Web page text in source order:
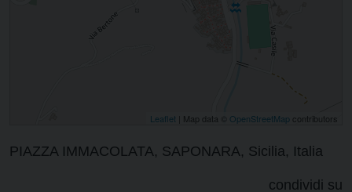
Leaflet | Map data © OpenStreetMap contributors
PIAZZA IMMACOLATA, SAPONARA, Sicilia, Italia
condividi su